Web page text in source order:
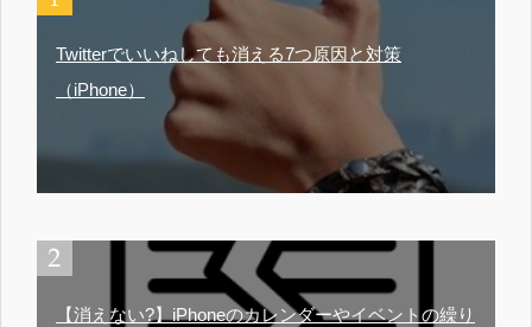
Twitterでいいねしても消える7つ原因と対策
（iPhone）
【消えない?】iPhoneのカレンダーやイベントの繰り